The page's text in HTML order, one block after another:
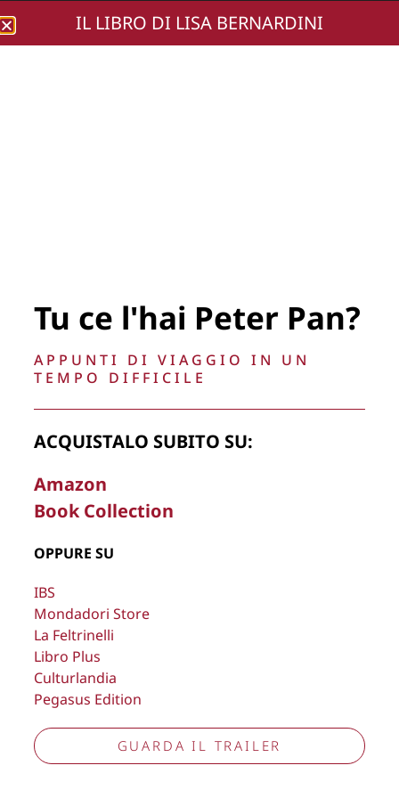
Lisa Bernardini
rimuovere, oscurare, modificare, immagini e testi del sito, a
propria discrezione.
Cookie PolicyPrivacy Policy
IL LIBRO DI LISA BERNARDINI
Tu ce l'hai Peter Pan?
APPUNTI DI VIAGGIO IN UN
TEMPO DIFFICILE
ACQUISTALO SUBITO SU:
Amazon
Book Collection
OPPURE SU
IBS
Mondadori Store
La Feltrinelli
Libro Plus
Culturlandia
Pegasus Edition
GUARDA IL TRAILER